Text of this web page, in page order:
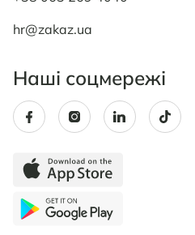
hr@zakaz.ua
Наші соцмережі